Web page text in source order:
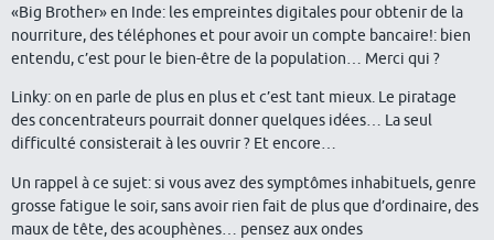
«Big Brother» en Inde: les empreintes digitales pour obtenir de la
nourriture, des téléphones et pour avoir un compte bancaire!: bien
entendu, c’est pour le bien-être de la population… Merci qui ?
Linky: on en parle de plus en plus et c’est tant mieux. Le piratage
des concentrateurs pourrait donner quelques idées… La seul
difficulté consisterait à les ouvrir ? Et encore…
Un rappel à ce sujet: si vous avez des symptômes inhabituels, genre
grosse fatigue le soir, sans avoir rien fait de plus que d’ordinaire, des
maux de tête, des acouphènes… pensez aux ondes